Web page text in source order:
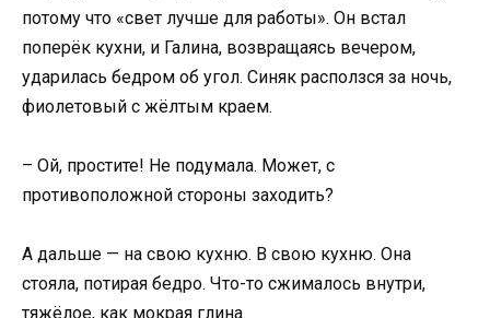
потому что «свет лучше для работы». Он встал
поперёк кухни, и Галина, возвращаясь вечером,
ударилась бедром об угол. Синяк расползся за ночь,
фиолетовый с жёлтым краем.
– Ой, простите! Не подумала. Может, с
противоположной стороны заходить?
А дальше — на свою кухню. В свою кухню. Она
стояла, потирая бедро. Что-то сжималось внутри,
тяжёлое, как мокрая глина.